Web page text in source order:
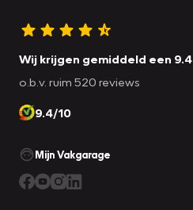
Wij krijgen gemiddeld een 9.4
o.b.v. ruim 520 reviews
9.4/10
Mijn Vakgarage